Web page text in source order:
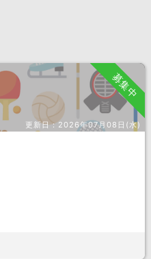
募集中
更新日：2026年07月08日(水)